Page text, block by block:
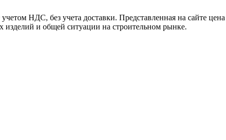
НДС, без учета доставки. Представленная на сайте
изделий и общей ситуации на строительном рынке.